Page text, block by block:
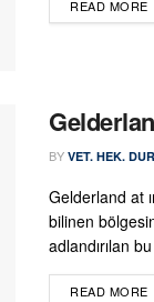
READ MORE
BY VET. HEK.
Gelderland at
bilinen
adlandırılan
READ MORE